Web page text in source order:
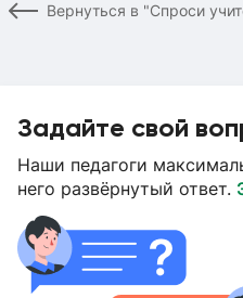
Вернуться в "Спроси
Задайте свой
Наши педагоги
него развёрнутый ответ.